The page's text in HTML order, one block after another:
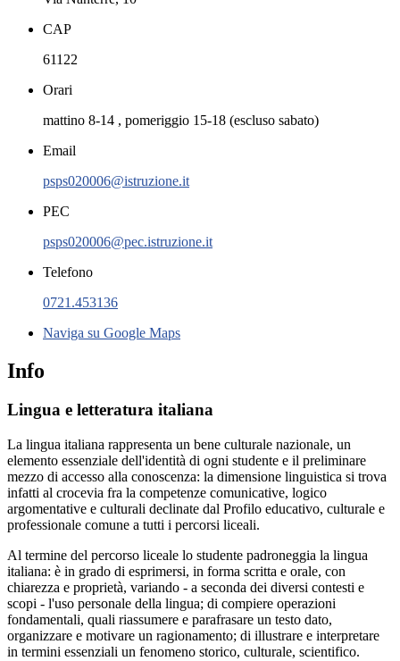
CAP
61122
Orari
mattino 8-14 , pomeriggio 15-18 (escluso sabato)
Email
psps020006@istruzione.it
PEC
psps020006@pec.istruzione.it
Telefono
0721.453136
Naviga su Google Maps
Info
Lingua e letteratura italiana
La lingua italiana rappresenta un bene culturale nazionale, un
elemento essenziale dell'identità di ogni studente e il preliminare
mezzo di accesso alla conoscenza: la dimensione linguistica si trova
infatti al crocevia fra la competenze comunicative, logico
argomentative e culturali declinate dal Profilo educativo, culturale e
professionale comune a tutti i percorsi liceali.
Al termine del percorso liceale lo studente padroneggia la lingua
italiana: è in grado di esprimersi, in forma scritta e orale, con
chiarezza e proprietà, variando - a seconda dei diversi contesti e
scopi - l'uso personale della lingua; di compiere operazioni
fondamentali, quali riassumere e parafrasare un testo dato,
organizzare e motivare un ragionamento; di illustrare e interpretare
in termini essenziali un fenomeno storico, culturale, scientifico.